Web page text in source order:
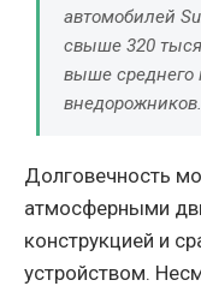
автомобилей
свыше 320
выше среднего
внедорожников.
Долговечность
атмосферными
конструкцией и
устройством.